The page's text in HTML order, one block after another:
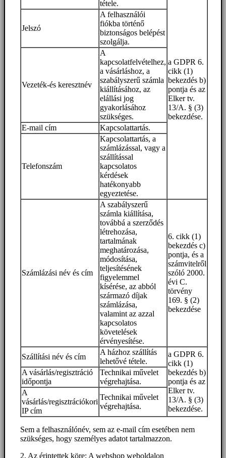
tétele.
a GDPR 6.
cikk (1)
bekezdés b)
pontja és az
Elker tv.
13/A. § (3)
bekezdése.
Jelszó
A felhasználói
fiókba történő
biztonságos belépést
szolgálja.
Vezeték-és keresztnév
A
kapcsolatfelvételhez,
a vásárláshoz, a
szabályszerű számla
kiállításához, az
elállási jog
gyakorlásához
szükséges.
E-mail cím
Kapcsolattartás.
Telefonszám
Kapcsolattartás, a
számlázással, vagy a
szállítással
kapcsolatos
kérdések
hatékonyabb
egyeztetése.
Számlázási név és cím
A szabályszerű
számla kiállítása,
továbbá a szerződés
létrehozása,
tartalmának
meghatározása,
módosítása,
teljesítésének
figyelemmel
kísérése, az abból
származó díjak
számlázása,
valamint az azzal
kapcsolatos
követelések
érvényesítése.
6. cikk (1)
bekezdés c)
pontja, és a
számvitelről
szóló 2000.
évi C.
törvény
169. § (2)
bekezdése
Szállítási név és cím
A házhoz szállítás
lehetővé tétele.
a GDPR 6.
cikk (1)
bekezdés b)
pontja és az
Elker tv.
13/A. § (3)
bekezdése.
A vásárlás/regisztráció
időpontja
Technikai művelet
végrehajtása.
A
vásárlás/regisztrációkori
IP cím
Technikai művelet
végrehajtása.
Sem a felhasználónév, sem az e-mail cím esetében nem
szükséges, hogy személyes adatot tartalmazzon.
2. Az érintettek köre: A webshop weboldalon